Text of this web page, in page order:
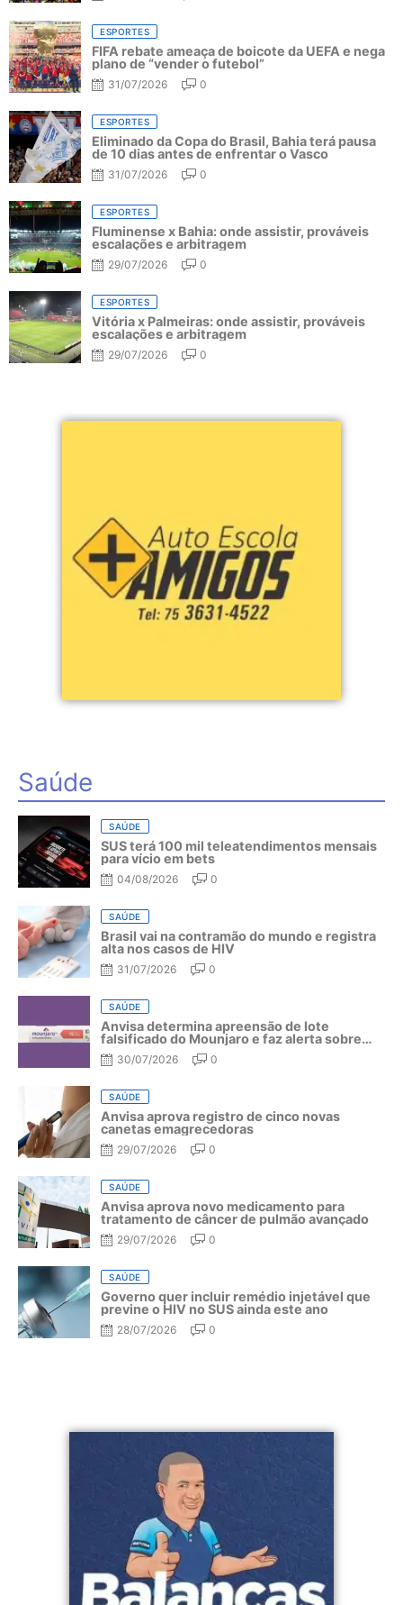
ESPORTES
FIFA rebate ameaça de boicote da UEFA e nega
plano de “vender o futebol”
31/07/2026 0
ESPORTES
Eliminado da Copa do Brasil, Bahia terá pausa
de 10 dias antes de enfrentar o Vasco
31/07/2026 0
ESPORTES
Fluminense x Bahia: onde assistir, prováveis
escalações e arbitragem
29/07/2026 0
ESPORTES
Vitória x Palmeiras: onde assistir, prováveis
escalações e arbitragem
29/07/2026 0
Saúde
SAÚDE
SUS terá 100 mil teleatendimentos mensais
para vício em bets
04/08/2026 0
SAÚDE
Brasil vai na contramão do mundo e registra
alta nos casos de HIV
31/07/2026 0
SAÚDE
Anvisa determina apreensão de lote
falsificado do Mounjaro e faz alerta sobre
riscos do medicamento
30/07/2026 0
SAÚDE
Anvisa aprova registro de cinco novas
canetas emagrecedoras
29/07/2026 0
SAÚDE
Anvisa aprova novo medicamento para
tratamento de câncer de pulmão avançado
29/07/2026 0
SAÚDE
Governo quer incluir remédio injetável que
previne o HIV no SUS ainda este ano
28/07/2026 0